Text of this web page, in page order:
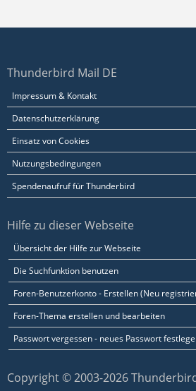
Thunderbird Mail DE
Impressum & Kontakt
Datenschutzerklärung
Einsatz von Cookies
Nutzungsbedingungen
Spendenaufruf für Thunderbird
Hilfe zu dieser Webseite
Übersicht der Hilfe zur Webseite
Die Suchfunktion benutzen
Foren-Benutzerkonto - Erstellen (Neu
Foren-Thema erstellen und bearbeiten
Passwort vergessen - neues Passwort
Copyright © 2003-2026